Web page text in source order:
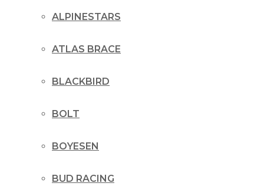
ALPINESTARS
ATLAS BRACE
BLACKBIRD
BOLT
BOYESEN
BUD RACING